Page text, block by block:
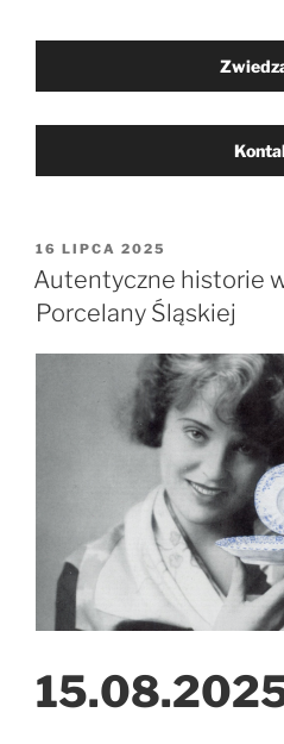
OPUBLIKOWANE
W
16 LIPCA 2025
Autentyczne historie
Porcelany Śląskiej